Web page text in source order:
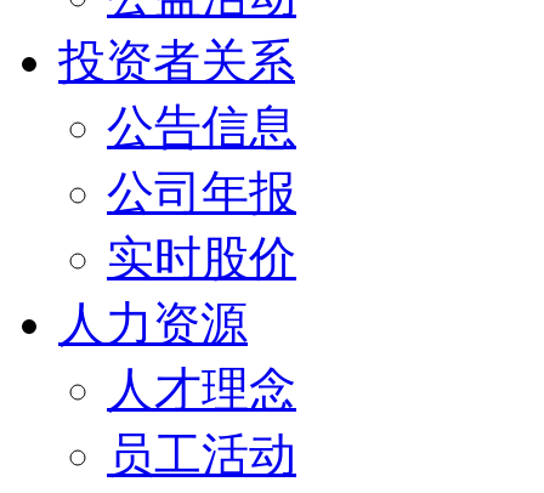
投资者关系
公告信息
公司年报
实时股价
人力资源
人才理念
员工活动